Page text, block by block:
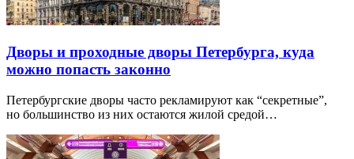
Дворы и проходные дворы Петербурга, куда
можно попасть законно
Петербургские дворы часто рекламируют как “секретные”,
но большинство из них остаются жилой средой…